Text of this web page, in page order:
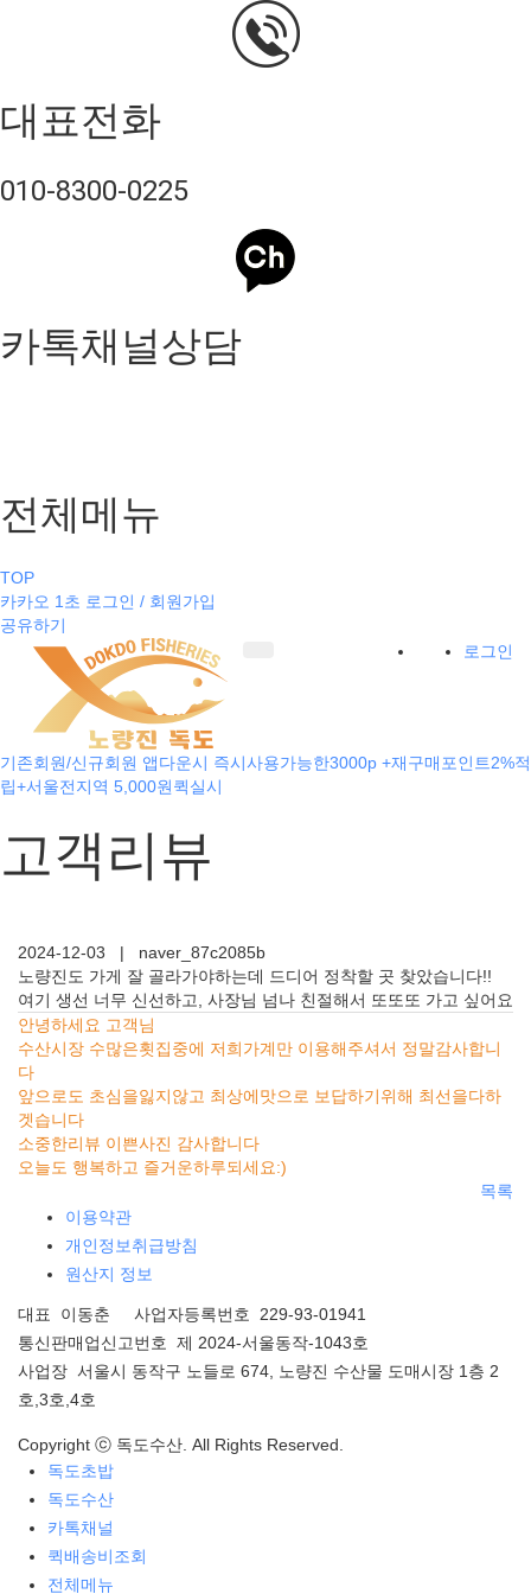
대표전화
010-8300-0225
카톡채널상담
전체메뉴
TOP
카카오 1초 로그인 / 회원가입
공유하기
로그인
기존회원/신규회원 앱다운시 즉시사용가능한3000p +재구매포인트2%적
립+서울전지역 5,000원퀵실시
고객리뷰
2024-12-03 |
naver_87c2085b
노량진도 가게 잘 골라가야하는데 드디어 정착할 곳 찾았습니다!!
여기 생선 너무 신선하고, 사장님 넘나 친절해서 또또또 가고 싶어요
안녕하세요 고객님
수산시장 수많은횟집중에 저희가계만 이용해주셔서 정말감사합니
다
앞으로도 초심을잃지않고 최상에맛으로 보답하기위해 최선을다하
겟습니다
소중한리뷰 이쁜사진 감사합니다
오늘도 행복하고 즐거운하루되세요:)
목록
이용약관
개인정보취급방침
원산지 정보
대표 이동춘 사업자등록번호 229-93-01941
통신판매업신고번호 제 2024-서울동작-1043호
사업장 서울시 동작구 노들로 674, 노량진 수산물 도매시장 1층 2
호,3호,4호
Copyright ⓒ 독도수산. All Rights Reserved.
독도초밥
독도수산
카톡채널
퀵배송비조회
전체메뉴